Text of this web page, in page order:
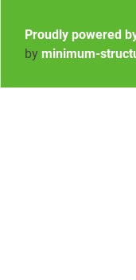
Proudly powered
by minimum-